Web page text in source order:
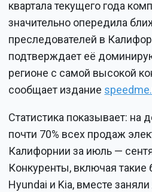
квартала текущего года
значительно опередила
преследователей в
подтверждает её
регионе с самой высокой
сообщает издание
Статистика показывает: на
почти 70% всех продаж
Калифорнии за июль —
Конкуренты, включая такие
Hyundai и Kia, вместе